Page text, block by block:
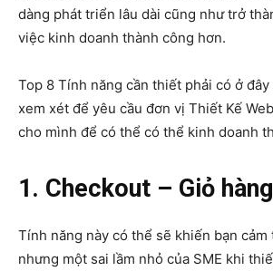
dàng phát triển lâu dài cũng như trở
việc kinh doanh thành công hơn.
Top 8 Tính năng cần thiết phải có ở
xem xét để yêu cầu đơn vị Thiết Kế
cho mình để có thể có thể kinh doanh
1. Checkout – Giỏ hàng
Tính năng này có thể sẽ khiến bạn
nhưng một sai lầm nhỏ của SME khi